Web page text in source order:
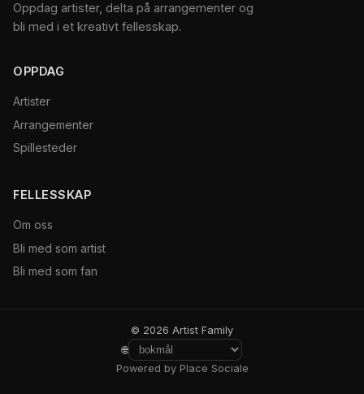
Oppdag artister, delta på arrangementer og
bli med i et kreativt fellesskap.
OPPDAG
Artister
Arrangementer
Spillesteder
FELLESSKAP
Om oss
Bli med som artist
Bli med som fan
© 2026 Artist Family
🌐
Powered by Place Sociale